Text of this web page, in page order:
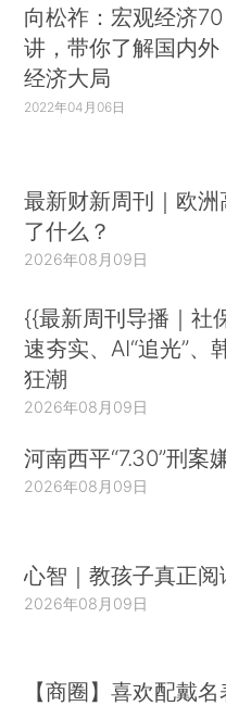
向松祚：宏观经济70
讲，带你了解国内外
经济大局
2022年04月06日
最新财新周刊｜欧
了什么？
2026年08月09日
{{最新周刊导播｜社
速夯实、AI“追光”、
狂潮
2026年08月09日
河南西平“7.30”刑案
2026年08月09日
心智｜教孩子真正阅
2026年08月09日
【商圈】喜欢配戴